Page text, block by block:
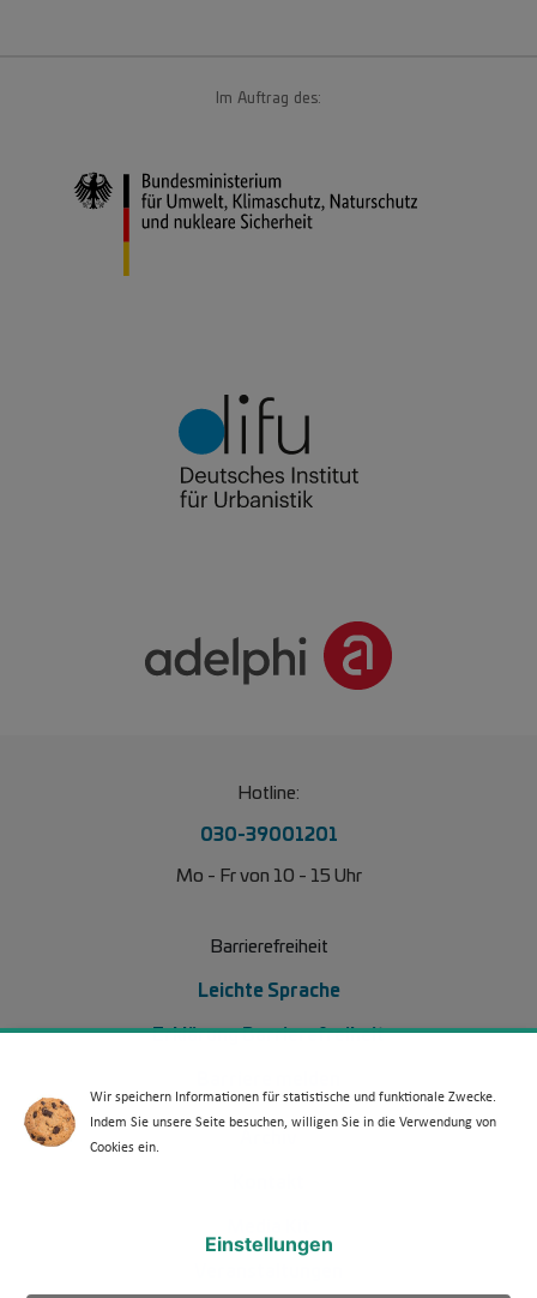
Im Auftrag des:
Hotline:
030-39001201
Mo - Fr von 10 - 15 Uhr
Barrierefreiheit
Leichte Sprache
Erklärung Barrierefreiheit
Footer Menü 2 (WdKA 26)
Archiv
Wir speichern Informationen für statistische und funktionale Zwecke.
Indem Sie unsere Seite besuchen, willigen Sie in die Verwendung von
Cookies ein.
Einstellungen